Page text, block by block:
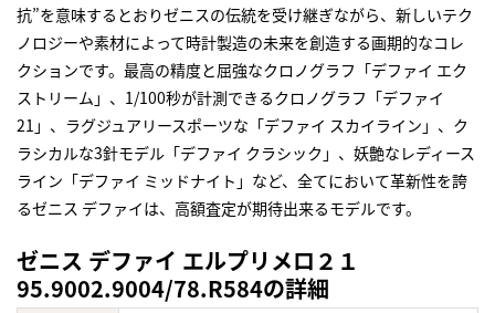
抗”を意味するとおりゼニスの伝統を受け継ぎながら、新しいテク
ノロジーや素材によって時計製造の未来を創造する画期的なコレ
クションです。最高の精度と屈強なクロノグラフ「デファイ エク
ストリーム」、1/100秒が計測できるクロノグラフ「デファイ
21」、ラグジュアリースポーツな「デファイ スカイライン」、ク
ラシカルな3針モデル「デファイ クラシック」、妖艶なレディース
ライン「デファイ ミッドナイト」など、全てにおいて革新性を誇
るゼニス デファイは、高額査定が期待出来るモデルです。
ゼニス デファイ エルプリメロ２１
95.9002.9004/78.R584の詳細